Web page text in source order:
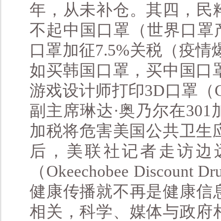
年，从未补仓。其四，民
不起中国口罩（世界口罩
口罩加征7.5%关税（疫
如买韩国口罩，买中国口
游戏设计师打印3D口罩（
副主席琳达·奥乃尔在
加税将危害美国公共卫生
后，美联社记者走访
（Okeechobee Discount
健康传播就不再是健康信
相关，科学、媒体与政府